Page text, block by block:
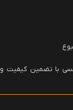
با تضمین کیفیت و